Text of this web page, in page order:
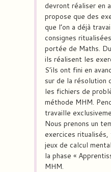
devront réaliser en
propose que des
que l’on a déjà
consignes
portée de Maths.
ils réalisent les
S’ils ont fini en
sur de la résolution
les fichiers de
méthode MHM.
travaille
Nous prenons un
exercices
jeux de calcul
la phase «
MHM.